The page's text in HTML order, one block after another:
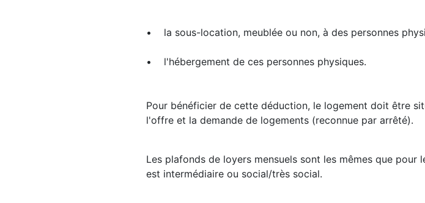
• la sous-location, meublée ou non, à des personnes
• l'hébergement de ces personnes physiques.
Pour bénéficier de cette déduction, le logement doit être
l'offre et la demande de logements (reconnue par arrêté).
Les plafonds de loyers mensuels sont les mêmes que
est intermédiaire ou social/très social.